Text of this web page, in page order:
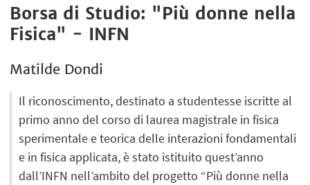
Borsa di Studio: "Più donne nella
Fisica" - INFN
Matilde Dondi
Il riconoscimento, destinato a studentesse iscritte al
primo anno del corso di laurea magistrale in fisica
sperimentale e teorica delle interazioni fondamentali
e in fisica applicata, è stato istituito quest’anno
dall’INFN nell’ambito del progetto “Più donne nella